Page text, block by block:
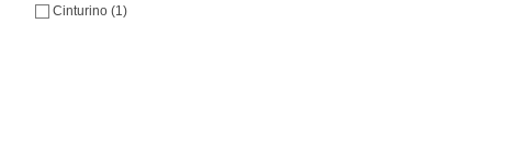
Cinturino (1)